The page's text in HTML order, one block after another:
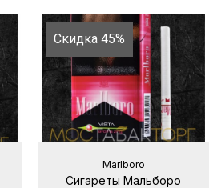
Скидка 45%
Marlboro
Сигареты Мальборо